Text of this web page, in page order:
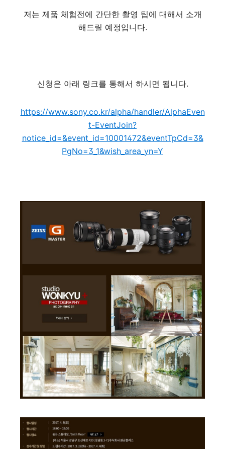
저는 제품 체험전에 간단한 촬영 팁에 대해서 소개
해드릴 예정입니다.
신청은 아래 링크를 통해서 하시면 됩니다.
https://www.sony.co.kr/alpha/handler/AlphaEven
t-EventJoin?
notice_id=&event_id=10001472&eventTpCd=3&
PgNo=3_1&wish_area_yn=Y